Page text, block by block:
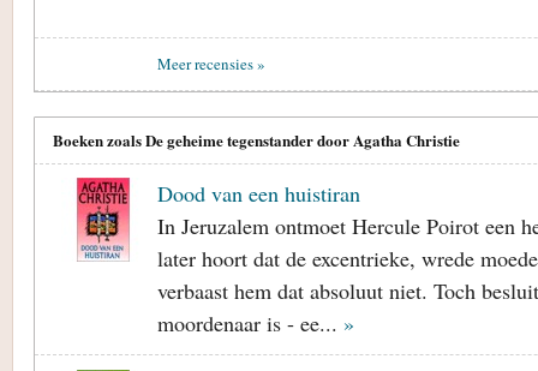
Meer recensies »
Boeken zoals De geheime tegenstander door Agatha Christie
Dood van een huistiran
In Jeruzalem ontmoet Hercule Poirot een
later hoort dat de excentrieke, wrede
verbaast hem dat absoluut niet. Toch
moordenaar is - ee... »